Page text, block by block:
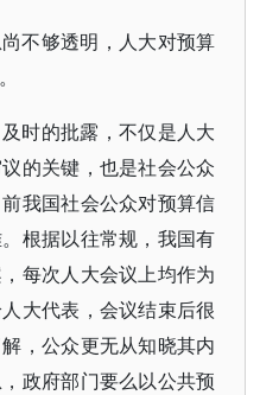
不够透明，人大对预算
时的批露，不仅是人大
的关键，也是社会公众
我国社会公众对预算信
根据以往常规，我国有
每次人大会议上均作为
大代表，会议结束后很
，公众更无从知晓其内
政府部门要么以公共预